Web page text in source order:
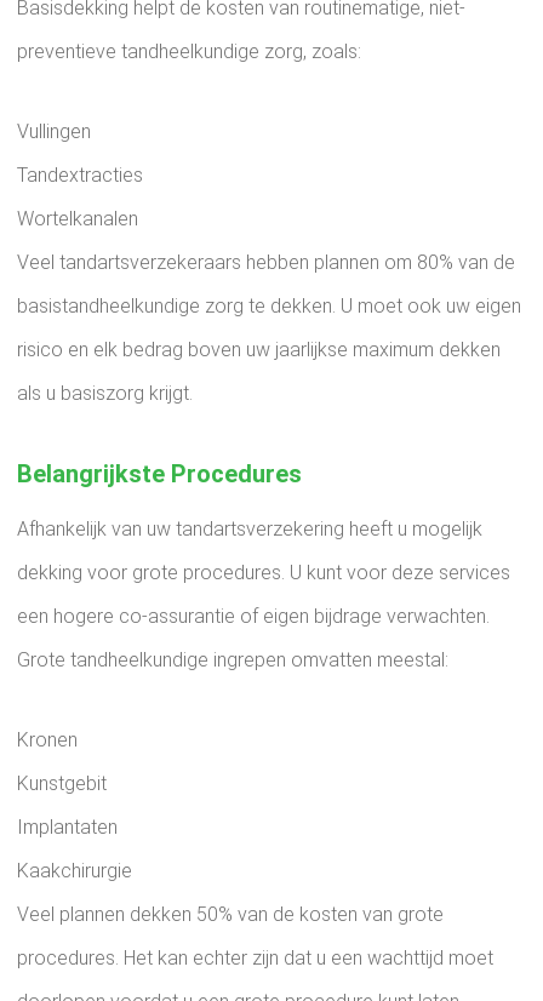
Basisdekking helpt de kosten van routinematige, niet-
preventieve tandheelkundige zorg, zoals:
Vullingen
Tandextracties
Wortelkanalen
Veel tandartsverzekeraars hebben plannen om 80% van de
basistandheelkundige zorg te dekken. U moet ook uw eigen
risico en elk bedrag boven uw jaarlijkse maximum dekken
als u basiszorg krijgt.
Belangrijkste Procedures
Afhankelijk van uw tandartsverzekering heeft u mogelijk
dekking voor grote procedures. U kunt voor deze services
een hogere co-assurantie of eigen bijdrage verwachten.
Grote tandheelkundige ingrepen omvatten meestal:
Kronen
Kunstgebit
Implantaten
Kaakchirurgie
Veel plannen dekken 50% van de kosten van grote
procedures. Het kan echter zijn dat u een wachttijd moet